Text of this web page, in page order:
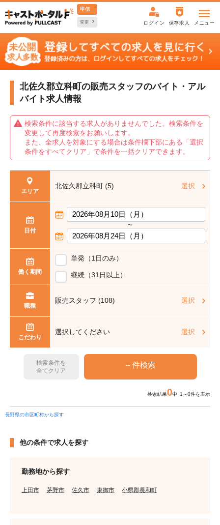
甲信
変更 ログイン 保存求人 メニュー
北佐久郡立科町の販売スタッフのバイト・アル
バイト求人情報
検索条件に該当する求人がありませんでした。検索条件を
変更して再度検索をお願いします。
また、全求人を対象にする場合は条件欄下部にある「選択
条件をすべてクリア」で条件を一括クリアできます。
エリア
北佐久郡立科町 (5) 選択
日付
〜
働く期間
単発（1日のみ）
継続（31日以上）
職種
販売スタッフ (108) 選択
こだわり
選択してください 選択
検索条件を
全てクリア
検索結果0中 1～0件を表示
長野県の市区町村から探す
他の条件で求人を探す
勤務地から探す
上田市 茅野市 佐久市 東御市 小県郡長和町